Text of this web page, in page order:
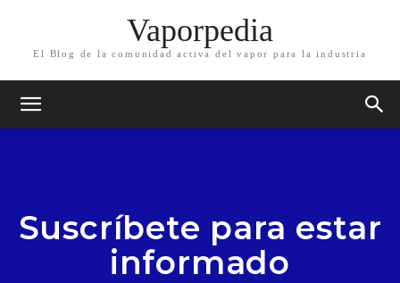
Vaporpedia
El Blog de la comunidad activa del vapor para la industria
Suscríbete para estar
informado